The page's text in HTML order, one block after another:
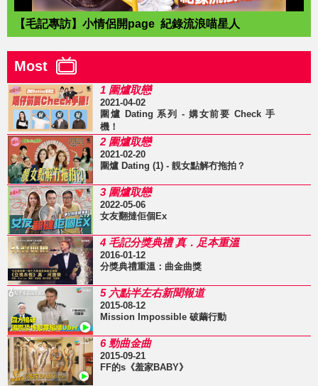
【毛記專訪】小情侶開page 紀錄流浪喵星人
Most
1 圍爐取戀
2021-04-02
圍爐 Dating 系列 - 媾女前要 Check 手
機！
2 圍爐取戀
2021-02-20
圍爐 Dating (1) - 靚女點解冇拖拍？
3 圍爐取戀
2022-05-06
女友翻撻佢個Ex
4 毛記分獎典禮 真．足本重溫
2016-01-12
分獎典禮重溫：曲金曲獎
5 六點半左右新聞報道
2015-08-12
Mission Impossible 破繭行動
6 勁曲金曲
2015-09-21
FF的s《羞家BABY》